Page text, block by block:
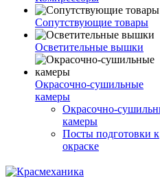
Сопутствующие товары
Осветительные вышки
Окрасочно-сушильные
камеры
Окрасочно-
камеры
Посты подготовки к
окраске